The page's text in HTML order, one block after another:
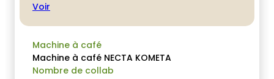
Voir
Machine à café
Machine à café NECTA KOMETA
Nombre de collab